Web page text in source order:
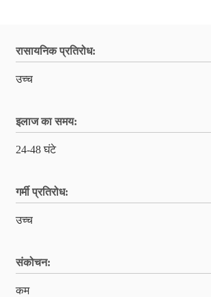
रासायनिक प्रतिरोध:
उच्च
इलाज का समय:
24-48 घंटे
गर्मी प्रतिरोध:
उच्च
संकोचन:
कम